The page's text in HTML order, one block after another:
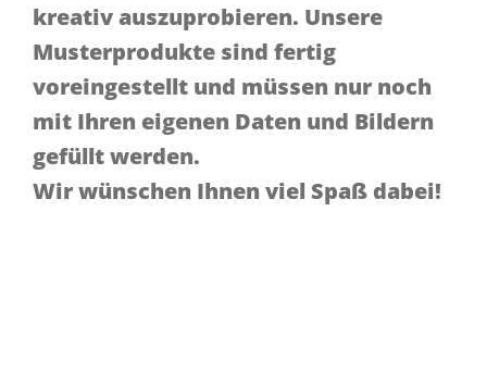
kreativ auszuprobieren. Unsere
Musterprodukte sind fertig
voreingestellt und müssen nur noch
mit Ihren eigenen Daten und Bildern
gefüllt werden.
Wir wünschen Ihnen viel Spaß dabei!